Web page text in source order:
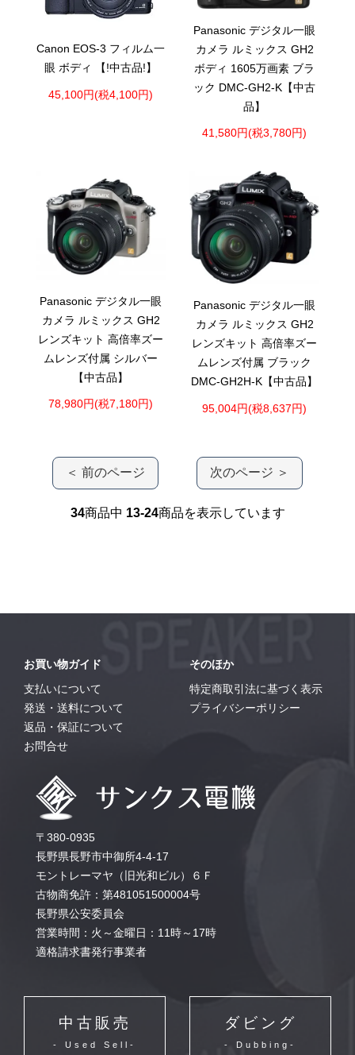
Canon EOS-3 フィルム一
眼 ボディ 【!中古品!】
45,100円(税4,100円)
Panasonic デジタル一眼
カメラ ルミックス GH2
ボディ 1605万画素 ブラ
ック DMC-GH2-K【中古
品】
41,580円(税3,780円)
Panasonic デジタル一眼
カメラ ルミックス GH2
レンズキット 高倍率ズー
ムレンズ付属 シルバー
【中古品】
78,980円(税7,180円)
Panasonic デジタル一眼
カメラ ルミックス GH2
レンズキット 高倍率ズー
ムレンズ付属 ブラック
DMC-GH2H-K【中古品】
95,004円(税8,637円)
＜ 前のページ 次のページ ＞
34商品中 13-24商品を表示しています
お買い物ガイド
支払いについて
発送・送料について
返品・保証について
お問合せ
そのほか
特定商取引法に基づく表示
プライバシーポリシー
〒380-0935
長野県長野市中御所4-4-17
モントレーマヤ（旧光和ビル）６Ｆ
古物商免許：第481051500004号
長野県公安委員会
営業時間：火～金曜日：11時～17時
適格請求書発行事業者
中古販売
- Used Sell-
ダビング
- Dubbing-